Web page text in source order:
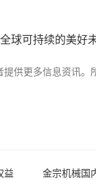
球可持续的美好
供更多信息资讯
益 金宗机械国